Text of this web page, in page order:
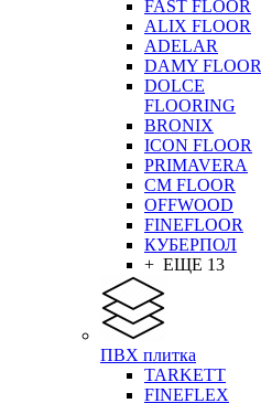
FAST FLOOR
ALIX FLOOR
ADELAR
DAMY FLOOR
DOLCE
FLOORING
BRONIX
ICON FLOOR
PRIMAVERA
CM FLOOR
OFFWOOD
FINEFLOOR
КУБЕРПОЛ
+ ЕЩЕ 13
ПВХ плитка
TARKETT
FINEFLEX